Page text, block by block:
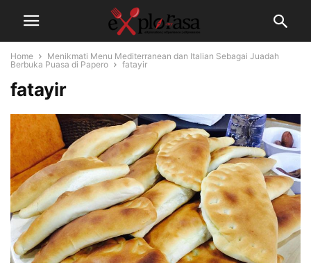
Home
Menikmati Menu Mediterranean dan Italian Sebagai Juadah
Berbuka Puasa di Papero
fatayir
fatayir